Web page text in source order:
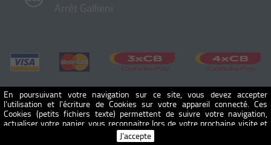
En poursuivant votre navigation sur ce site, vous devez accepter
l’utilisation et l'écriture de Cookies sur votre appareil connecté. Ces
Cookies (petits fichiers texte) permettent de suivre votre navigation,
actualiser votre panier, vous reconnaitre lors de votre prochaine visite et
sécuriser votre connexion. Pour en savoir plus et paramétrer les traceurs:
http://www.cnil.fr/vos-obligations/sites-web-cookies-et-autres-
J'accepte
Arrêt Gallieni